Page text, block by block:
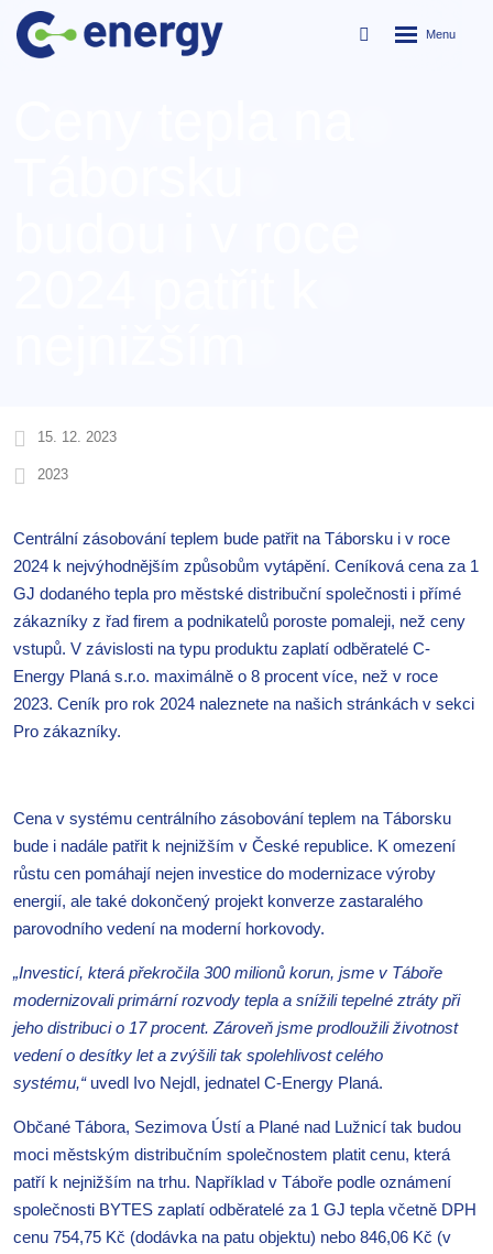
Vyhledávání
Rozbalení
15. 12. 2023
2023
Centrální zásobování teplem bude patřit na Táborsku i v roce
2024 k nejvýhodnějším způsobům vytápění. Ceníková cena za 1
GJ dodaného tepla pro městské distribuční společnosti i přímé
zákazníky z řad firem a podnikatelů poroste pomaleji, než ceny
vstupů. V závislosti na typu produktu zaplatí odběratelé C-
Energy Planá s.r.o. maximálně o 8 procent více, než v roce
2023. Ceník pro rok 2024 naleznete na našich stránkách v sekci
Pro zákazníky.
Cena v systému centrálního zásobování teplem na Táborsku
bude i nadále patřit k nejnižším v České republice. K omezení
růstu cen pomáhají nejen investice do modernizace výroby
energií, ale také dokončený projekt konverze zastaralého
parovodního vedení na moderní horkovody.
„Investicí, která překročila 300 milionů korun, jsme v Táboře
modernizovali primární rozvody tepla a snížili tepelné ztráty při
jeho distribuci o 17 procent. Zároveň jsme prodloužili životnost
vedení o desítky let a zvýšili tak spolehlivost celého
systému,“uvedl Ivo Nejdl, jednatel C-Energy Planá.
Občané Tábora, Sezimova Ústí a Plané nad Lužnicí tak budou
moci městským distribučním společnostem platit cenu, která
patří k nejnižším na trhu. Například v Táboře podle oznámení
společnosti BYTES zaplatí odběratelé za 1 GJ tepla včetně DPH
cenu 754,75 Kč (dodávka na patu objektu) nebo 846,06 Kč (v